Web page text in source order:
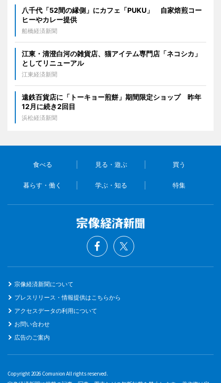
八千代「52間の縁側」にカフェ「PUKU」 自家焙煎コー
ヒーやカレー提供
船橋経済新聞
江東・清澄白河の雑貨店、猫アイテム専門店「ネコシカ」
としてリニューアル
江東経済新聞
遠鉄百貨店に「トーキョー煎餅」期間限定ショップ 昨年
12月に続き2回目
浜松経済新聞
食べる 見る・遊ぶ 買う
暮らす・働く 学ぶ・知る 特集
宗像経済新聞について
プレスリリース・情報提供はこちらから
アクセスデータの利用について
お問い合わせ
広告のご案内
Copyright 2026 Comunion All rights reserved.